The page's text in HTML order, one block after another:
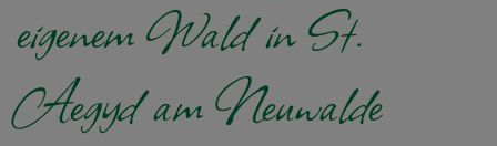
eigenem Wald in St.
Aegyd am Neuwalde